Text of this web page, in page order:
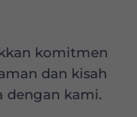
komitmen
dan kisah
dengan kami.